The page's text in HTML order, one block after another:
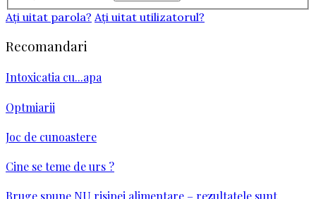
Aţi uitat parola? Aţi uitat utilizatorul?
Recomandari
Intoxicatia cu...apa
Optmiarii
Joc de cunoastere
Cine se teme de urs ?